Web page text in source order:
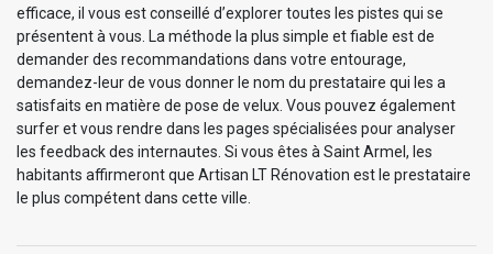
efficace, il vous est conseillé d’explorer toutes les pistes qui se
présentent à vous. La méthode la plus simple et fiable est de
demander des recommandations dans votre entourage,
demandez-leur de vous donner le nom du prestataire qui les a
satisfaits en matière de pose de velux. Vous pouvez également
surfer et vous rendre dans les pages spécialisées pour analyser
les feedback des internautes. Si vous êtes à Saint Armel, les
habitants affirmeront que Artisan LT Rénovation est le prestataire
le plus compétent dans cette ville.